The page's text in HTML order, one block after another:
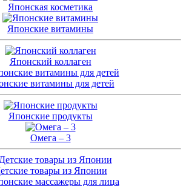
Японская косметика
Японские витамины
Японский коллаген
витамины для детей
Японские продукты
Омега – 3
товары из Японии